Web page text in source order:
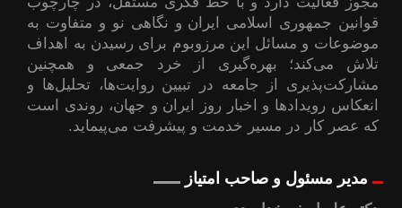
قوانین جمهوری اسلامی ایران و نگاهی نو و متفاوت به
موضوعات ‌و مسائل این مرزوبوم برای رسیدن به اهداف
تلاش می‌کند؛ بهره‌گیری از خرد جمعی و همچنین
مشارکت‌پذیری از جامعه در تبیین روایت‌ها، تحلیل‌ها و
انعکاس رویدادها و اخبار روز ایران و جهان، روندی است
که عصر کار در مسیر خدمت و پیشرفت می‌پیماید.
مدیر مسئول و صاحب امتیاز